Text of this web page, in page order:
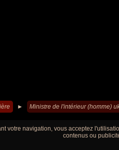
► Ministre de l'intérieur (homme)
votre navigation, vous acceptez
contenus ou